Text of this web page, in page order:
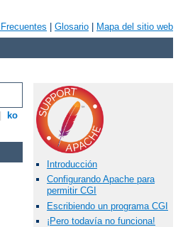
Glosario Mapa del sitio web
ko
Introducción
Configurando Apache para
permitir CGI
Escribiendo un programa CGI
¡Pero todavía no funciona!